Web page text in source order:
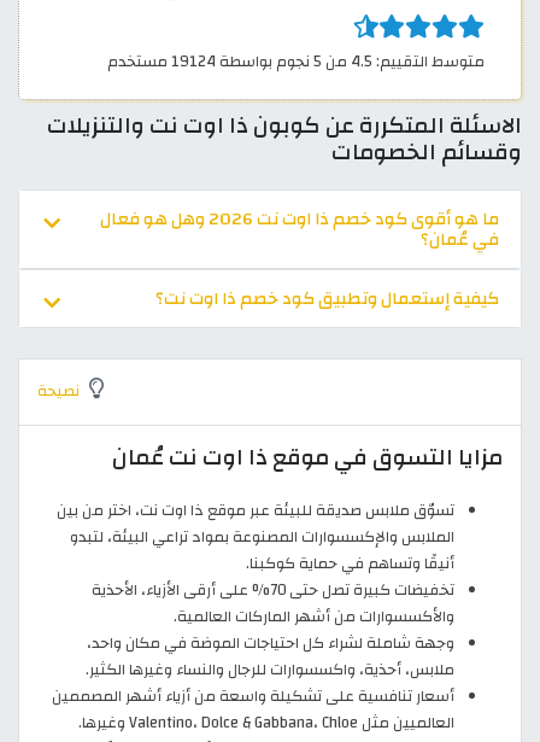
متوسط التقييم: 4.5 من 5 نجوم بواسطة 19124 مستخدم
الاسئلة المتكررة عن كوبون ذا اوت نت والتنزيلات
وقسائم الخصومات
ما هو أقوى كود خصم ذا اوت نت 2026 وهل هو فعال
في عُمان؟
كيفية إستعمال وتطبيق كود خصم ذا اوت نت؟
نصيحة
مزايا التسوق في موقع ذا اوت نت عُمان
تسوّق ملابس صديقة للبيئة عبر موقع ذا اوت نت، اختر من بين
الملابس والإكسسوارات المصنوعة بمواد تراعي البيئة، لتبدو
أنيقًا وتساهم في حماية كوكبنا.
تخفيضات كبيرة تصل حتى 70% على أرقى الأزياء، الأحذية
والأكسسوارات من أشهر الماركات العالمية.
وجهة شاملة لشراء كل احتياجات الموضة في مكان واحد،
ملابس، أحذية، واكسسوارات للرجال والنساء وغيرها الكثير.
أسعار تنافسية على تشكيلة واسعة من أزياء أشهر المصممين
العالميين مثل Valentino، Dolce & Gabbana، Chloe وغيرها.